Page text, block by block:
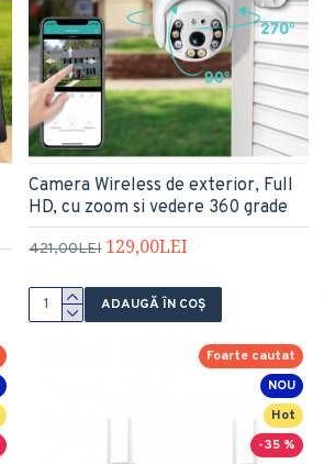
Camera Wireless de exterior, Full
HD, cu zoom si vedere 360 grade
421,00LEI 129,00LEI
ADAUGĂ ÎN COŞ
NOU
Hot
Foarte cautat
-35 %